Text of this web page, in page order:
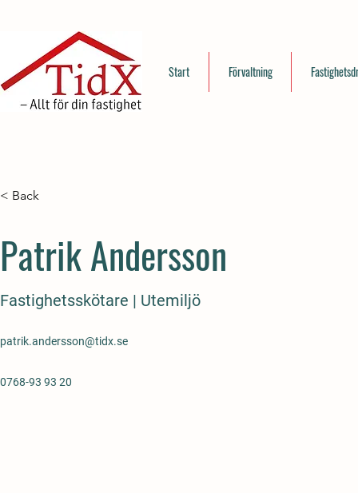
Start Förvaltning
< Back
Patrik Andersson
Fastighetsskötare | Utemiljö
patrik.andersson@tidx.se
0768-93 93 20